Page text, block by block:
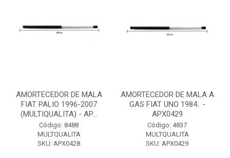
AMORTECEDOR DE MALA
FIAT PALIO 1996-2007
(MULTIQUALITA) - AP...
Código: 8488
MULTQUALITA
SKU: APX0428
AMORTECEDOR DE MALA A
GAS FIAT UNO 1984.. -
APX0429
Código: 4837
MULTQUALITA
SKU: APX0429